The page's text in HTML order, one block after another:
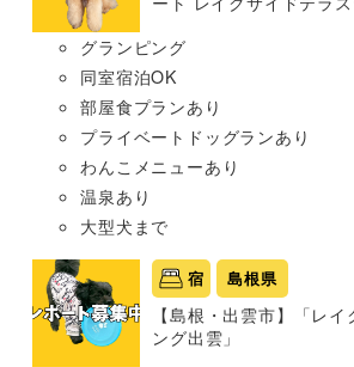
ート レイクサイドテラス
グランピング
同室宿泊OK
部屋食プランあり
プライベートドッグランあり
わんこメニューあり
温泉あり
大型犬まで
宿 島根県
【島根・出雲市】「レ
ング出雲」